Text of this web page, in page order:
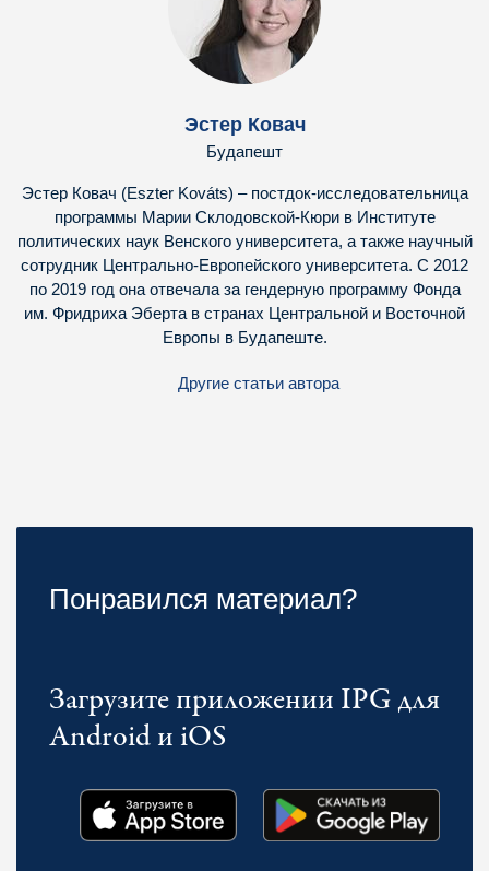
Эстер Ковач
Будапешт
Эстер Ковач (Eszter Kováts) – постдок-исследовательница
программы Марии Склодовской-Кюри в Институте
политических наук Венского университета, а также научный
сотрудник Центрально-Европейского университета. С 2012
по 2019 год она отвечала за гендерную программу Фонда
им. Фридриха Эберта в странах Центральной и Восточной
Европы в Будапеште.
Другие статьи автора
Понравился материал?
Загрузите приложении IPG для
Android и iOS